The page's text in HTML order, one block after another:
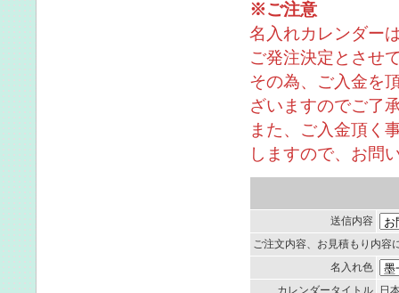
※ご注意
名入れカレンダー
ご発注決定とさせ
その為、ご入金を
ざいますのでご了
また、ご入金頂く
しますので、お問
送信内容
ご注文内容、お見積もり内容
名入れ色
カレンダータイトル
日